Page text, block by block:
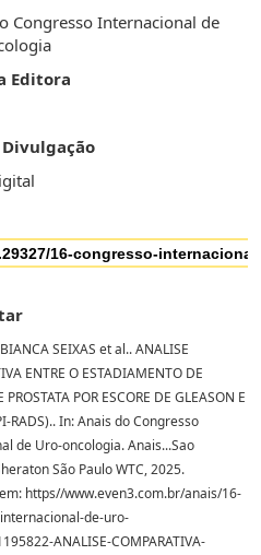
Congresso Internacional de
Editora
SEIXAS et al.. ANALISE
ENTRE O ESTADIAMENTO DE
PROSTATA POR ESCORE DE GLEASON E
RADS).. In: Anais do Congresso
de Uro-oncologia. Anais...Sao
São Paulo WTC, 2025.
https//www.even3.com.br/anais/16-
de-uro-
ANALISE-COMPARATIVA-